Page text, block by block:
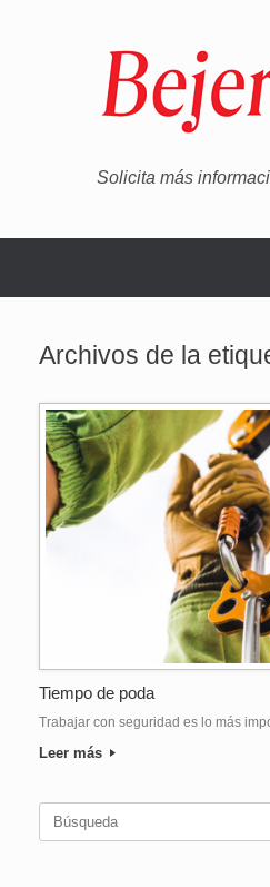
Solicita más
Archivos de la
Tiempo de poda
Trabajar con seguridad es lo más
Leer más
Buscar: